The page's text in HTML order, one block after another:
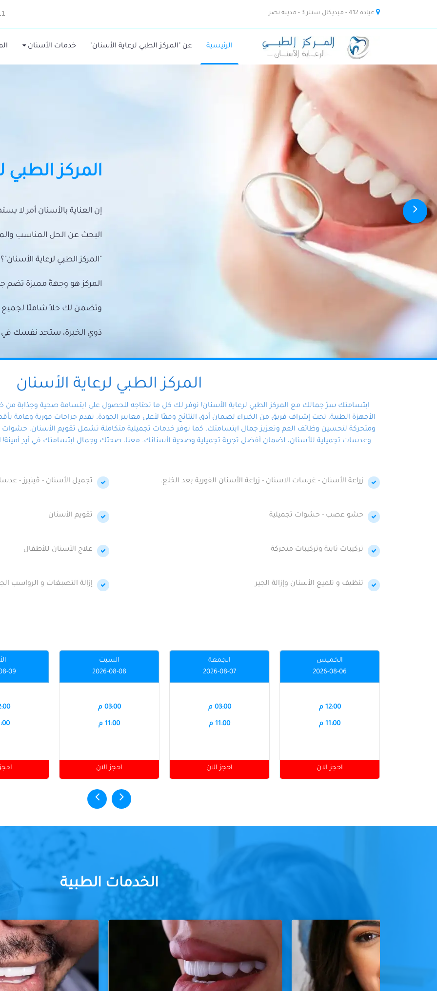
عيادة 412 - ميديكال سنتر 3 - مدينة نصر
الرئيسية عن "المركز الطبي لرعاية الأسنان" خدمات الأسنان
المركز الطبي
إن العناية بالأسنان أمر لا
البحث عن الحل المناسب
"المركز الطبي لرعاية الأسنان"؟
المركز هو وجهةً مميزة تضم
وتضمن لك حلاً شاملًا
ذوي الخبرة، ستجد نفسك في
المركز الطبي لرعاية الأسنان
ابتسامتك سرّ جمالك مع المركز الطبي لرعاية الأسنان! نوفر لك كل ما تحتاجه للحصول على ابتسامة صحية وجذابة
الأجهزة الطبية، تحت إشراف فريق من الخبراء لضمان أدق النتائج وفقًا لأعلى معايير الجودة. نقدم جراحات فورية وعامة
ومتحركة لتحسين وظائف الفم وتعزيز جمال ابتسامتك. كما نوفر خدمات تجميلية متكاملة تشمل تقويم الأسنان، حشوات
وعدسات تجميلية للأسنان، لضمان أفضل تجربة تجميلية وصحية لأسنانك. معنا، صحتك وجمال ابتسامتك في أيدٍ أمينة!
زراعة الأسنان - غرسات الاسنان - زراعة الأسنان الفورية بعد الخلع. تجميل الأسنان - ڤينيرز -
حشو عصب - حشوات تجميلية تقويم الأسنان
تركيبات ثابتة وتركيبات متحركة علاج الأسنان للأطفال
تنظيف و تلميع الأسنان وإزالة الجير إزالة التصبغات و الرواسب
الخميس
2026-08-06
12:00 م
11:00 م
احجز الان
الجمعة
2026-08-07
03:00 م
11:00 م
احجز الان
السبت
2026-08-08
03:00 م
11:00 م
احجز الان
09
الخدمات الطبية